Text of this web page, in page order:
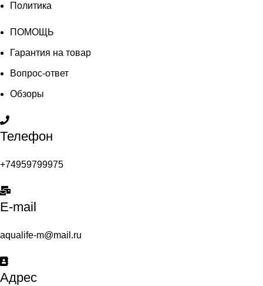
Политика
ПОМОЩЬ
Гарантия на товар
Вопрос-ответ
Обзоры
Телефон
+74959799975
E-mail
aqualife-m@mail.ru
Адрес